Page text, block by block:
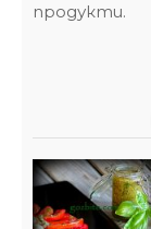
продукти.